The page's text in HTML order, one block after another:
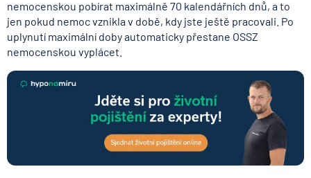
nemocenskou pobírat maximálně 70 kalendářních dnů, a to
jen pokud nemoc vznikla v době, kdy jste ještě pracovali. Po
uplynutí maximální doby automaticky přestane OSSZ
nemocenskou vyplácet.